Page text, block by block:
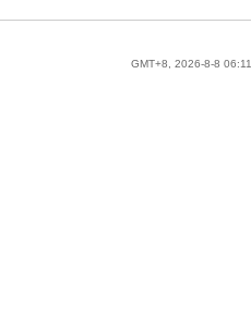
GMT+8, 2026-8-8 06:11